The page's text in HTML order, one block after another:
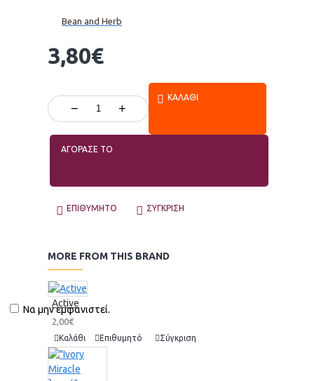
Να μην εμφανιστεί.
3,80€
Bean and Herb
− +
ΚΑΛΆΘΙ
ΑΓΟΡΑΣΕ ΤΟ
ΕΠΙΘΥΜΗΤΌ ΣΎΓΚΡΙΣΗ
MORE FROM THIS BRAND
Active
2,00€
Καλάθι Επιθυμητό Σύγκριση